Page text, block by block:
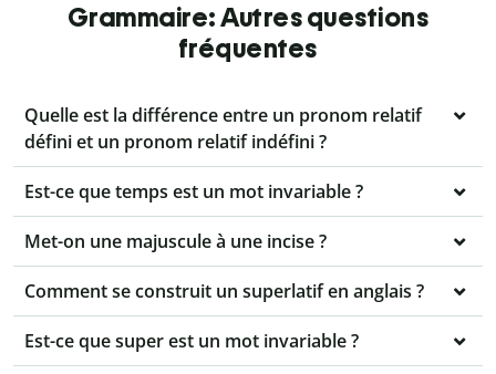
Grammaire: Autres questions
fréquentes
Quelle est la différence entre un pronom relatif
défini et un pronom relatif indéfini ?
Est-ce que temps est un mot invariable ?
Met-on une majuscule à une incise ?
Comment se construit un superlatif en anglais ?
Est-ce que super est un mot invariable ?